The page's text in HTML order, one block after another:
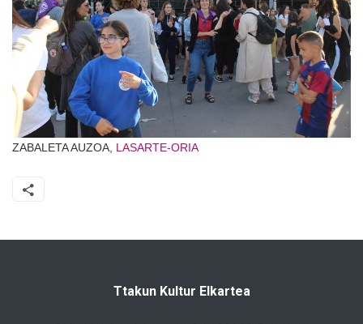
ZABALETA AUZOA, LASARTE-ORIA
Ttakun Kultur Elkartea